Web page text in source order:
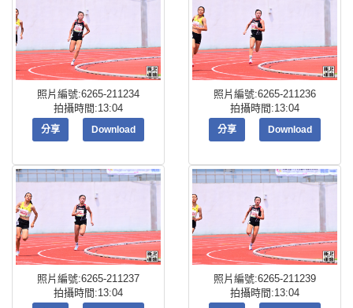
照片編號:6265-211234
拍攝時間:13:04
分享 Download
照片編號:6265-211236
拍攝時間:13:04
分享 Download
照片編號:6265-211237
拍攝時間:13:04
照片編號:6265-211239
拍攝時間:13:04